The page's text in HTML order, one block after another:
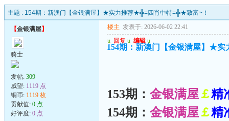
主题 : 154期：新澳门【金银满屋】★实力推荐★╬=四肖中特=╬★致富~！
【金银满屋】
骑士
发帖: 309
威望: 1119 点
铜币: 1119 枚
贡献值: 0 点
好评度: 0 点
楼主 发表于: 2026-06-02 22:41
u 回复 u 编辑 u
154期：新澳门【金银满屋】★
153期： 金银满屋 ￡精
154期： 金银满屋 ￡精